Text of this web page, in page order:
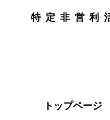
特定非営利
トップページ